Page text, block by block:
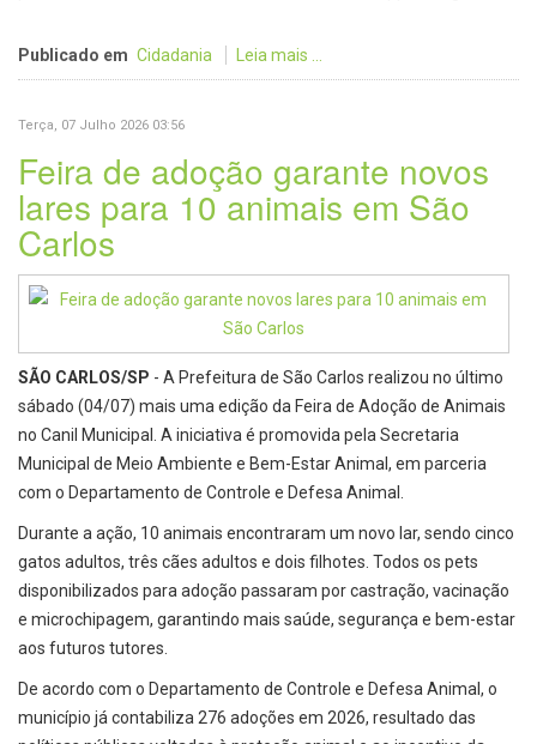
Publicado em Cidadania Leia mais ...
Terça, 07 Julho 2026 03:56
Feira de adoção garante novos
lares para 10 animais em São
Carlos
SÃO CARLOS/SP - A Prefeitura de São Carlos realizou no último
sábado (04/07) mais uma edição da Feira de Adoção de Animais
no Canil Municipal. A iniciativa é promovida pela Secretaria
Municipal de Meio Ambiente e Bem-Estar Animal, em parceria
com o Departamento de Controle e Defesa Animal.
Durante a ação, 10 animais encontraram um novo lar, sendo cinco
gatos adultos, três cães adultos e dois filhotes. Todos os pets
disponibilizados para adoção passaram por castração, vacinação
e microchipagem, garantindo mais saúde, segurança e bem-estar
aos futuros tutores.
De acordo com o Departamento de Controle e Defesa Animal, o
município já contabiliza 276 adoções em 2026, resultado das